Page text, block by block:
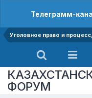
Телеграмм-
Уголовное право и
ФОРУМ